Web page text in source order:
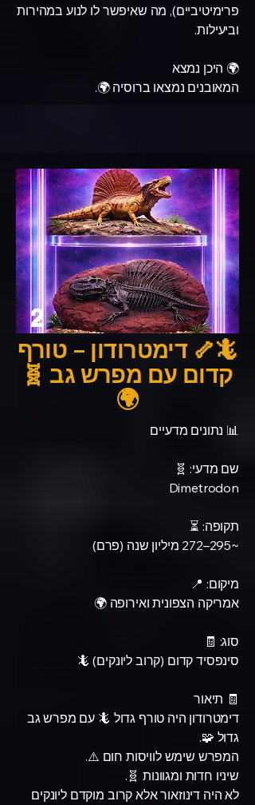
פרימיטיביים), מה שאיפשר לו לנוע במהירות
וביעילות.
🌍 היכן נמצא
המאובנים נמצאו ברוסיה 🌍.
2
🦎🦴 דימטרודון – טורף
קדום עם מפרש גב 🧬
🌍
📊 נתונים מדעיים
שם מדעי: 🧬
Dimetrodon
תקופה: ⏳
~295–272 מיליון שנה (פרם)
מיקום: 📍
אמריקה הצפונית ואירופה 🌍
סוג: 🧾
סינפסיד קדום (קרוב ליונקים) 🦎
🧾 תיאור
דימטרודון היה טורף גדול 🦎 עם מפרש גב
גדול 🧩.
המפרש שימש לוויסות חום ⚠️.
שיניו חדות ומגוונות 🧬.
לא היה דינוזאור אלא קרוב מוקדם ליונקים